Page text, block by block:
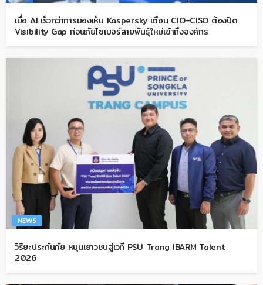
เมื่อ AI เร็วกว่าการมองเห็น Kaspersky เตือน CIO-CISO ต้องปิด
Visibility Gap ก่อนภัยไซเบอร์สายพันธุ์ใหม่เข้าถึงองค์กร
NEWS
วิริยะประกันภัย หนุนเยาวชนสู่เวที PSU Trang IBARM Talent
2026